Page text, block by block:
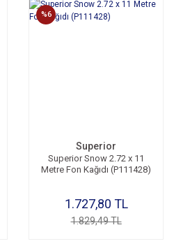
%6
Superior
Superior Snow 2.72 x 11
Metre Fon Kağıdı (P111428)
1.727,80 TL
1.829,49 TL